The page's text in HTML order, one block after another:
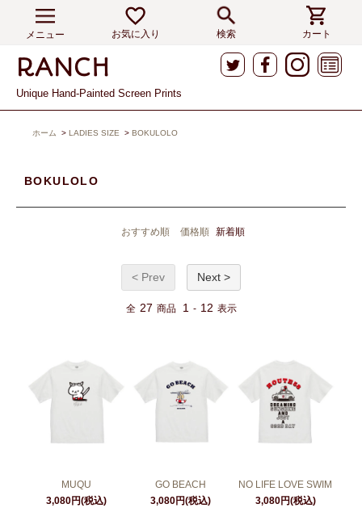
メニュー お気に入り 検索 カート
Unique Hand-Painted Screen Prints
ホーム > LADIES SIZE > BOKULOLO
BOKULOLO
おすすめ順 価格順 新着順
< Prev Next >
全 27 商品 1 - 12 表示
MUQU
3,080円(税込)
GO BEACH
3,080円(税込)
NO LIFE LOVE SWIM
3,080円(税込)